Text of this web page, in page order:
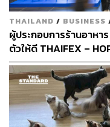
THAILAND / BUSINESS
ผู้ประกอบการร้านอาหา
ตัวให้ดี THAIFEX –
พลาดพร้อมวันจัดงานปี